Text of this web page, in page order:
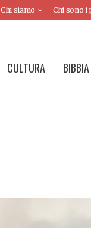
Chi siamo Chi sono i
CULTURA BIBBIA